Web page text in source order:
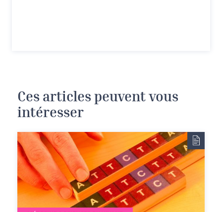
Ces articles peuvent vous
intéresser